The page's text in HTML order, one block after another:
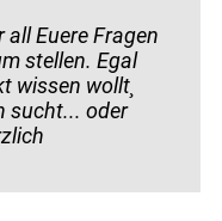
Euere Fragen
stellen. Egal
sucht... oder